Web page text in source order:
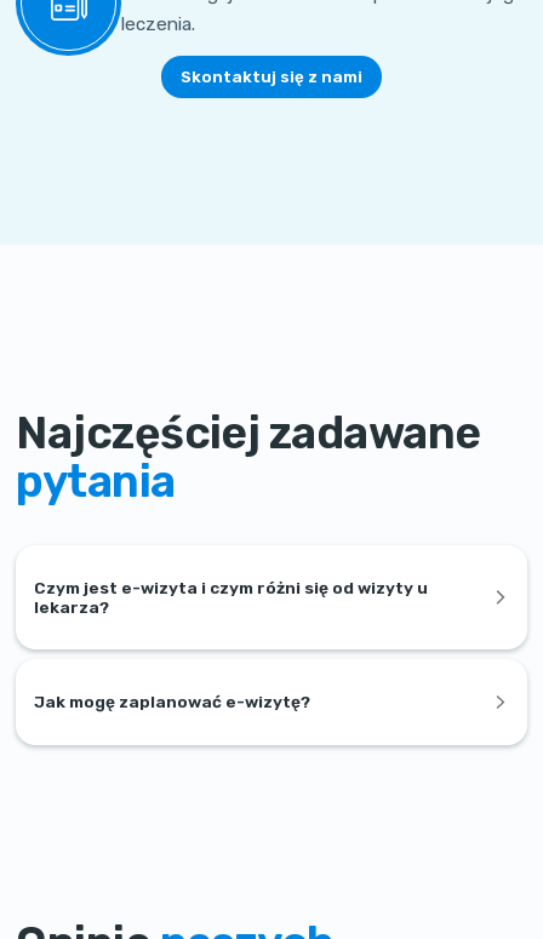
leczenia.
Skontaktuj się z nami
Najczęściej zadawane
pytania
Czym jest e-wizyta i czym różni się od wizyty u
lekarza?
Jak mogę zaplanować e-wizytę?